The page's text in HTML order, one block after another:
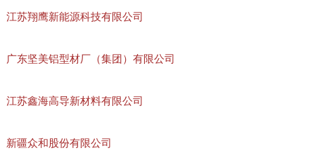
江苏翔鹰新能源科技有限公司
广东坚美铝型材厂（集团）有限公司
江苏鑫海高导新材料有限公司
新疆众和股份有限公司